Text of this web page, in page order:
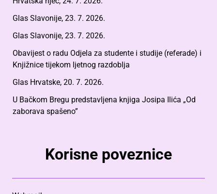
Glas Slavonije, 23. 7. 2026.
Glas Slavonije, 23. 7. 2026.
Obavijest o radu Odjela za studente i studije (referade) i
Knjižnice tijekom ljetnog razdoblja
Glas Hrvatske, 20. 7. 2026.
U Bačkom Bregu predstavljena knjiga Josipa Ilića „Od
zaborava spašeno”
Korisne poveznice